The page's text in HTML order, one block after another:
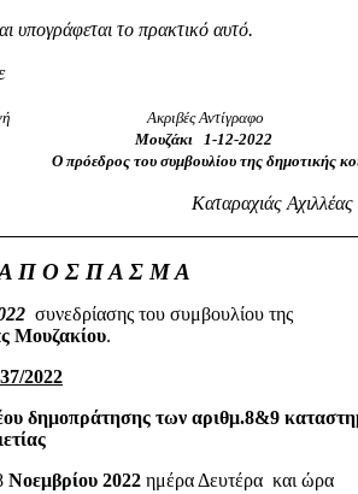
υπογράφεται το πρακτικό αυτό.
Ακριβές Αντίγραφο
Μουζάκι
1-12-2022
Ο πρόεδρος του συμβουλίου της δημοτικής
Καταραχιάς Αχιλλέας
Π Ο Σ Π Α Σ Μ Α
συνεδρίασης του συμβουλίου της
Μουζακίου.
2022
δημοπράτησης των αριθμ.8&9
Νοεμβρίου 2022 ημέρα Δευτέρα και ώρα